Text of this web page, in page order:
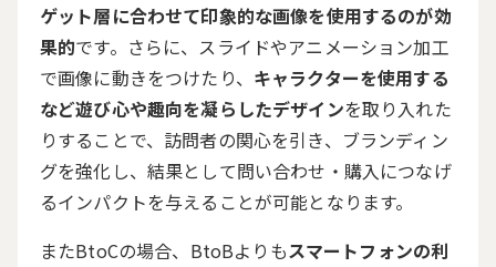
ゲット層に合わせて印象的な画像を使用するのが効
果的です。さらに、スライドやアニメーション加工
で画像に動きをつけたり、 キャラクターを使用する
など遊び心や趣向を凝らしたデザインを取り入れた
りすることで、訪問者の関心を引き、ブランディン
グを強化し、結果として問い合わせ・購入につなげ
るインパクトを与えることが可能となります。
またBtoCの場合、 BtoBよりもスマートフォンの利